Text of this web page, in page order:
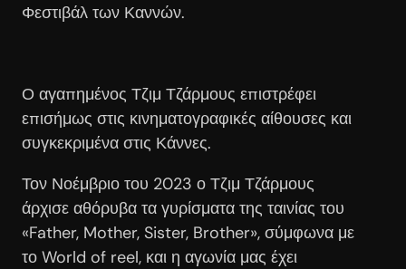
Φεστιβάλ των Καννών.
Ο αγαπημένος Τζιμ Τζάρμους επιστρέφει
επισήμως στις κινηματογραφικές αίθουσες και
συγκεκριμένα στις Κάννες.
Τον Νοέμβριο του 2023 ο Τζιμ Τζάρμους
άρχισε αθόρυβα τα γυρίσματα της ταινίας του
«Father, Mother, Sister, Brother», σύμφωνα με
το World of reel, και η αγωνία μας έχει